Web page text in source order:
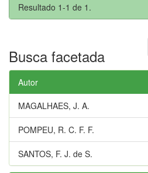
Resultado 1-1 de 1.
Busca facetada
Autor
MAGALHAES, J. A.
POMPEU, R. C. F. F.
SANTOS, F. J. de S.